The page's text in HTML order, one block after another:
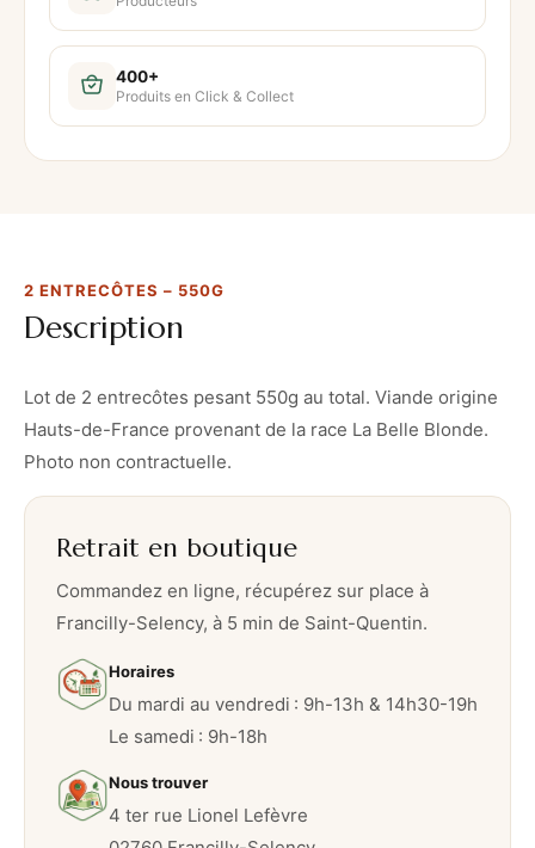
n
s
–
5
0
g
400+
Produits en Click & Collect
2 ENTRECÔTES – 550G
Description
Lot de 2 entrecôtes pesant 550g au total. Viande origine
Hauts-de-France provenant de la race La Belle Blonde.
Photo non contractuelle.
Retrait en boutique
Commandez en ligne, récupérez sur place à
Francilly-Selency, à 5 min de Saint-Quentin.
Horaires
Du mardi au vendredi : 9h-13h & 14h30-19h
Le samedi : 9h-18h
Nous trouver
4 ter rue Lionel Lefèvre